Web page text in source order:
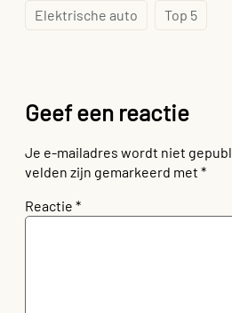
Elektrische auto Top 5
Geef een reactie
Je e-mailadres wordt niet
velden zijn gemarkeerd met *
Reactie *